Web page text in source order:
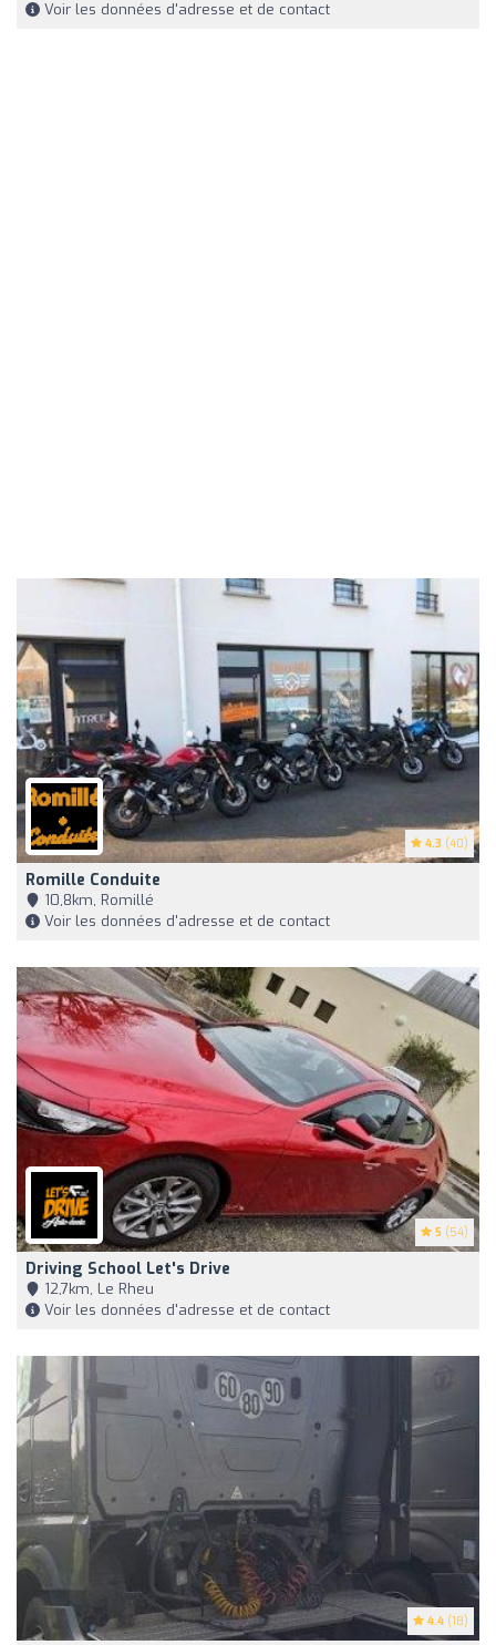
Voir les données d'adresse et de contact
4.3 (40)
Romille Conduite
10,8km, Romillé
Voir les données d'adresse et de contact
5 (54)
Driving School Let's Drive
12,7km, Le Rheu
Voir les données d'adresse et de contact
4.4 (18)